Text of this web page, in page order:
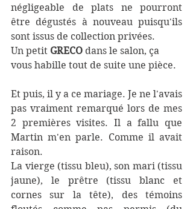
négligeable de plats ne pourront
être dégustés à nouveau puisqu'ils
sont issus de collection privées.
Un petit GRECO dans le salon, ça
vous habille tout de suite une pièce.
Et puis, il y a ce mariage. Je ne l'avais
pas vraiment remarqué lors de mes
2 premières visites. Il a fallu que
Martin m'en parle. Comme il avait
raison.
La vierge (tissu bleu), son mari (tissu
jaune), le prêtre (tissu blanc et
cornes sur la tête), des témoins